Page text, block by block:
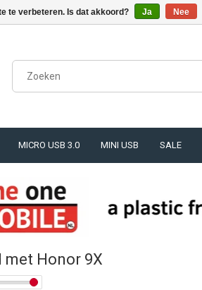
MICRO USB 3.0 MINI USB SALE
Honor 9X
te verbeteren. Is dat akkoord? Ja Nee